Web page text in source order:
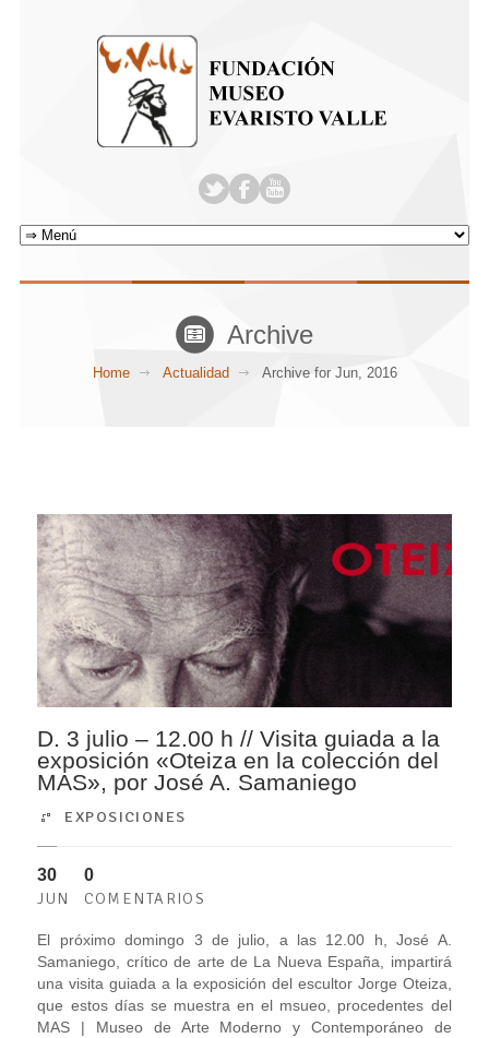
Archive
Home Actualidad Archive for Jun, 2016
D. 3 julio – 12.00 h // Visita guiada a la
exposición «Oteiza en la colección del
MAS», por José A. Samaniego
EXPOSICIONES
30
JUN
0
COMENTARIOS
El próximo domingo 3 de julio, a las 12.00 h, José A.
Samaniego, crítico de arte de La Nueva España, impartirá
una visita guiada a la exposición del escultor Jorge Oteiza,
que estos días se muestra en el msueo, procedentes del
MAS | Museo de Arte Moderno y Contemporáneo de